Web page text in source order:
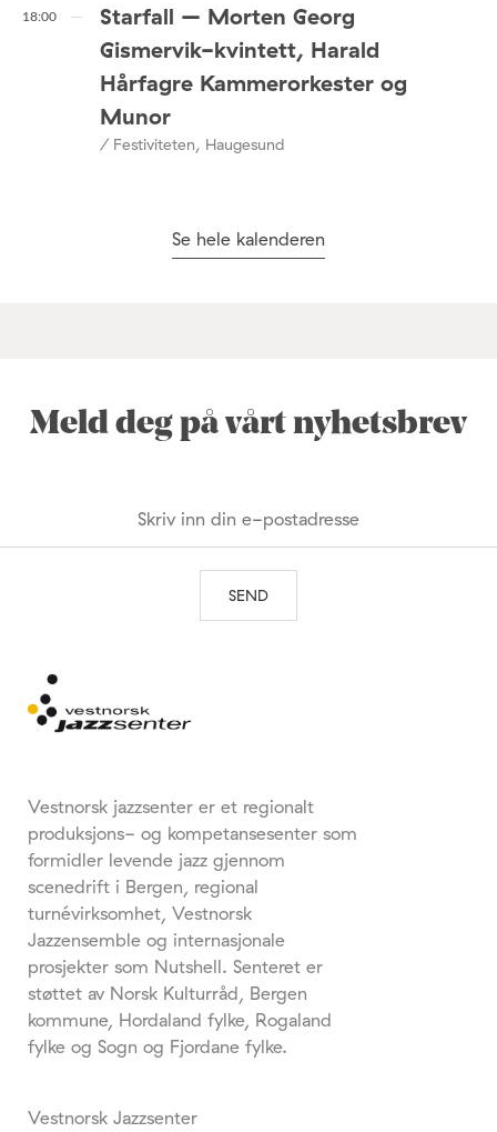
18:00
Starfall – Morten Georg
Gismervik-kvintett, Harald
Hårfagre Kammerorkester og
Munor
/ Festiviteten, Haugesund
Se hele kalenderen
Meld deg på vårt nyhetsbrev
Vestnorsk jazzsenter er et regionalt
produksjons- og kompetansesenter som
formidler levende jazz gjennom
scenedrift i Bergen, regional
turnévirksomhet, Vestnorsk
Jazzensemble og internasjonale
prosjekter som Nutshell. Senteret er
støttet av Norsk Kulturråd, Bergen
kommune, Hordaland fylke, Rogaland
fylke og Sogn og Fjordane fylke.
Vestnorsk Jazzsenter